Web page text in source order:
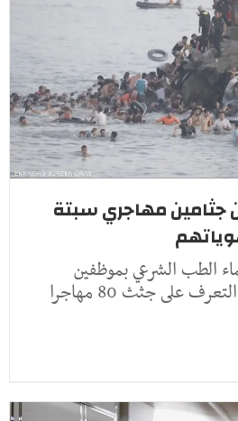
جثامين مهاجري سبتة
الطب الشرعي بموظفين
إضافيين للمساعدة في التعرف على جثث 80 مهاجرا